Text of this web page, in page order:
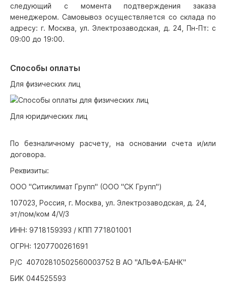
следующий с момента подтверждения заказа
менеджером. Самовывоз осуществляется со склада по
адресу: г. Москва, ул. Электрозаводская, д. 24, Пн-Пт: с
09:00 до 19:00.
Способы оплаты
Для физических лиц
Для юридических лиц
По безналичному расчету, на основании счета и/или
договора.
Реквизиты:
ООО "Ситиклимат Групп" (ООО "СК Групп")
107023, Россия, г. Москва, ул. Электрозаводская, д. 24,
эт/пом/ком 4/V/3
ИНН: 9718159393 / КПП 771801001
ОГРН: 1207700261691
Р/С 40702810502560003752 В АО "АЛЬФА-БАНК"
БИК 044525593